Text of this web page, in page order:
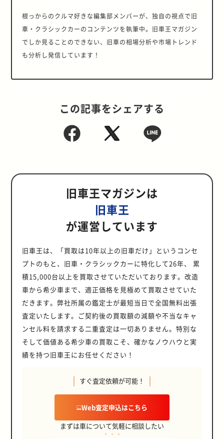
根っからのクルマ好きな編集部メンバーが、独自の視点で旧
車・クラシックカーのコンテンツを執筆中。旧車王マガジン
でしか見ることのできない、旧車の相場分析や市場トレンド
も分析し発信しています！
この記事をシェアする
旧車王マガジンは
旧車王
が運営しています
旧車王は、「買取は10年以上の旧車だけ」というコンセ
プトのもと、旧車・クラシックカーに特化して26年、 累
積15,000台以上を買取させていただいております。改造
車から希少車まで、適正価格を見極めて買取させていた
だきます。弊社所属の鑑定士が最短当日で全国無料出張
査定いたします。ご契約後の買取額の減額や不当なキャ
ンセル料を請求する二重査定は一切ありません。特別な
そして価値ある希少車の買取こそ、確かなノウハウと実
績を持つ旧車王にお任せください！
すぐ査定依頼が可能！
Web査定申込はこちら
まずは車について気軽に相談したい